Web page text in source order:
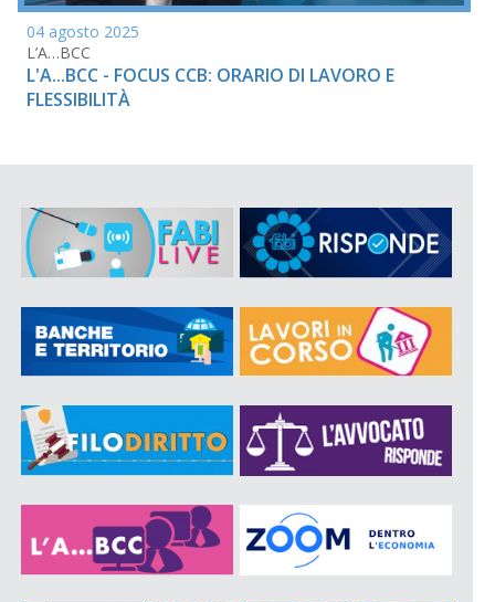
04 agosto 2025
L’A…BCC
L'A...BCC - FOCUS CCB: ORARIO DI LAVORO E
FLESSIBILITÀ